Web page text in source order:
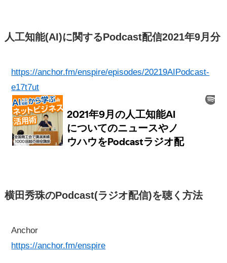
人工知能(AI)に関するPodcast配信2021年9月分
https://anchor.fm/enspire/episodes/20219AIPodcast-
e17t7ut
横田秀珠のPodcast(ラジオ配信)を聴く方法
Anchor
https://anchor.fm/enspire